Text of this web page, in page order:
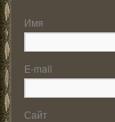
Имя
E-mail
Сайт